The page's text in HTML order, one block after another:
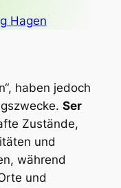
Hagen
haben jedoch
Ser
Zustände,
und
während
und